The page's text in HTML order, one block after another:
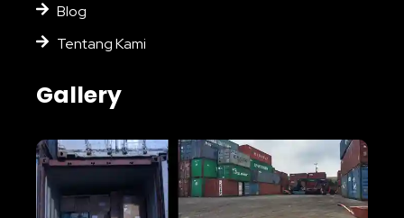
Blog
Tentang Kami
Gallery